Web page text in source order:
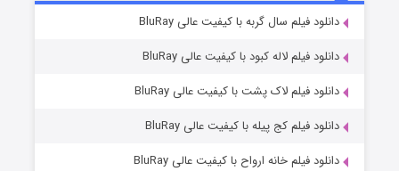
قسمت7 (زیرنویس) منتشر شد دانلود فیلم سال گربه با کیفیت عالی BluRay
دانلود فیلم لاله کبود با کیفیت عالی BluRay
دانلود فیلم لاک پشت با کیفیت عالی BluRay
دانلود فیلم کج‌ پیله با کیفیت عالی BluRay
دانلود فیلم خانه ارواح با کیفیت عالی BluRay